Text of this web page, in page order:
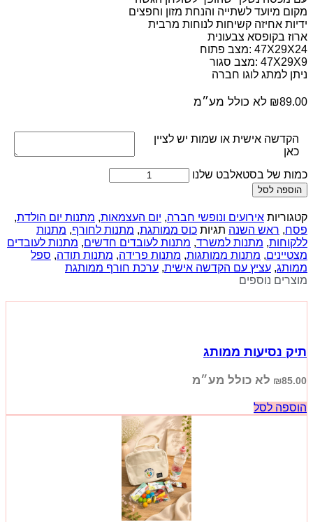
מקום מיועד לשתייה והנחת מזון וחפצים
ידיות אחיזה קשיחות לנוחות מרבית
ארוז בקופסא צבעונית
47X29X24 :מצב פתוח
47X29X9 :מצב סגור
ניתן למתג לוגו חברה
₪89.00 לא כולל מע״מ
הקדשה אישית או שמות יש לציין
כאן
כמות של בסטאלבט שלנו
הוספה לסל
קטגוריות אירועים ונופשי חברה, יום העצמאות, מתנות יום הולדת,
פסח, ראש השנה תגיות כוס ממותגת, מתנות לחורף, מתנות
ללקוחות, מתנות למשרד, מתנות לעובדים חדשים, מתנות לעובדים
מצטיינים, מתנות ממותגות, מתנות פרידה, מתנות תודה, ספל
ממותג, עציץ עם הקדשה אישית, ערכת חורף ממותגת
מוצרים נוספים
תיק נסיעות ממותג
₪85.00 לא כולל מע״מ
הוספה לסל